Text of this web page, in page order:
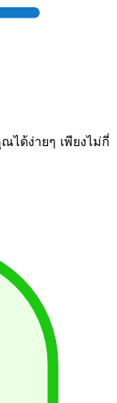
ได้ง่ายๆ เพียงไม่กี่